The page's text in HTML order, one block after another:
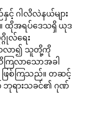
င့် ဂါလိလဲနယ်များ
ထိုအရပ်ဒေသရှိ ယုဒ
လ်ရေး
ာလာ၍ သူတို့ကို
ကြလာသောအခါ
ြစ်ကြသည်။ တဆင့်
က် ဘုရားသခင်၏ ဂုဏ်